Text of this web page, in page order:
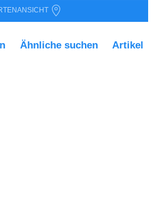
Ähnliche suchen Artikel